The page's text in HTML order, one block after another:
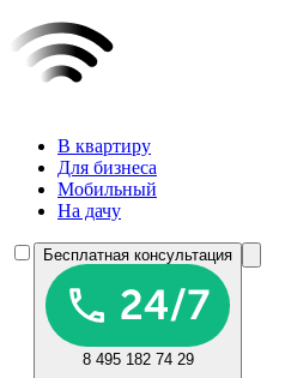
В квартиру
Для бизнеса
Мобильный
На дачу
Бесплатная консультация
8 495 182 74 29